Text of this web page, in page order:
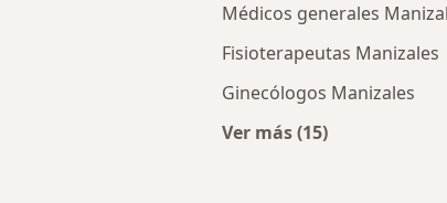
Médicos generales
Fisioterapeutas Manizales
Ginecólogos Manizales
Ver más (15)